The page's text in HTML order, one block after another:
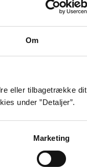
Om
eller tilbagetrække dit
under ”Detaljer”.
Marketing